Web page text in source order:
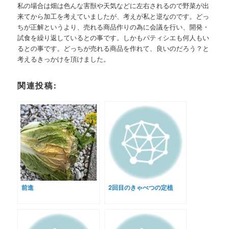
私の場合は畑は色んな害獣や天気などに左右されるので野菜が出
来てから加工を考えていましたが、考えが私と逆なのです。どっ
ちが正解というより、売れる商品作りの為に会議を行い、開発・
試食を繰り返しているとの事です。しかもパティシエも何人もい
るとの事です。どっちが売れる商品を作れて、良いのだろう？と
考えるきっかけを頂けました。
関連投稿:
前進 2回目のきゃべつの定植